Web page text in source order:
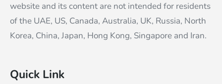
website and its content are not intended for residents
of the UAE, US, Canada, Australia, UK, Russia, North
Korea, China, Japan, Hong Kong, Singapore and Iran.
Quick Link